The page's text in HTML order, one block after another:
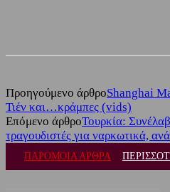
Προηγούμενο άρθροShanghai
Τιέν και…κράμπες (vids)
Επόμενο άρθροΤουρκία:
τραγουδιστές για ναρκωτικά,
ΠΑΡΟΜΟΙΑ ΑΡΘΡΑ